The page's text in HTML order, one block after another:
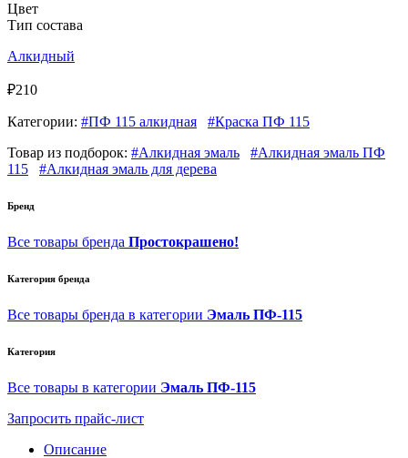
Цвет
Тип состава
Алкидный
₽210
Категории: #ПФ 115 алкидная
#Краска ПФ 115
Товар из подборок: #Алкидная эмаль
#Алкидная эмаль ПФ
115
#Алкидная эмаль для дерева
Бренд
Все товары бренда Простокрашено!
Категория бренда
Все товары бренда в категории Эмаль ПФ-115
Категория
Все товары в категории Эмаль ПФ-115
Запросить прайс-лист
Описание